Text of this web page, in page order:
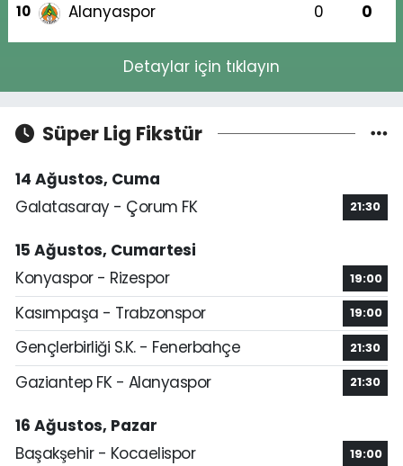
10 Alanyaspor 0 0
Detaylar için tıklayın
Süper Lig Fikstür
14 Ağustos, Cuma
Galatasaray - Çorum FK
21:30
15 Ağustos, Cumartesi
Konyaspor - Rizespor
19:00
Kasımpaşa - Trabzonspor 19:00
Gençlerbirliği S.K. - Fenerbahçe 21:30
Gaziantep FK - Alanyaspor 21:30
16 Ağustos, Pazar
Başakşehir - Kocaelispor
19:00